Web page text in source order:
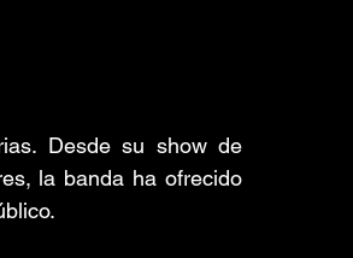
Desde su show de
la banda ha ofrecido